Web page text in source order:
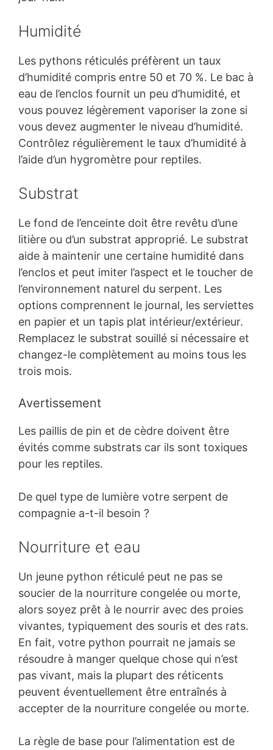
Humidité
Les pythons réticulés préfèrent un taux
d’humidité compris entre 50 et 70 %. Le bac à
eau de l’enclos fournit un peu d’humidité, et
vous pouvez légèrement vaporiser la zone si
vous devez augmenter le niveau d’humidité.
Contrôlez régulièrement le taux d’humidité à
l’aide d’un hygromètre pour reptiles.
Substrat
Le fond de l’enceinte doit être revêtu d’une
litière ou d’un substrat approprié. Le substrat
aide à maintenir une certaine humidité dans
l’enclos et peut imiter l’aspect et le toucher de
l’environnement naturel du serpent. Les
options comprennent le journal, les serviettes
en papier et un tapis plat intérieur/extérieur.
Remplacez le substrat souillé si nécessaire et
changez-le complètement au moins tous les
trois mois.
Avertissement
Les paillis de pin et de cèdre doivent être
évités comme substrats car ils sont toxiques
pour les reptiles.
De quel type de lumière votre serpent de
compagnie a-t-il besoin ?
Nourriture et eau
Un jeune python réticulé peut ne pas se
soucier de la nourriture congelée ou morte,
alors soyez prêt à le nourrir avec des proies
vivantes, typiquement des souris et des rats.
En fait, votre python pourrait ne jamais se
résoudre à manger quelque chose qui n’est
pas vivant, mais la plupart des réticents
peuvent éventuellement être entraînés à
accepter de la nourriture congelée ou morte.
La règle de base pour l’alimentation est de